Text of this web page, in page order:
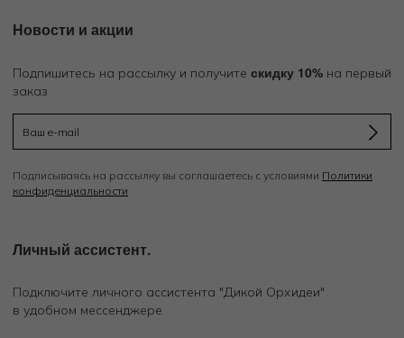
Новости и акции
Подпишитесь на рассылку и получите скидку 10% на первый
заказ
Подписываясь на рассылку вы соглашаетесь с условиями Политики
конфиденциальности
Личный ассистент.
Подключите личного ассистента "Дикой Орхидеи"
в удобном мессенджере